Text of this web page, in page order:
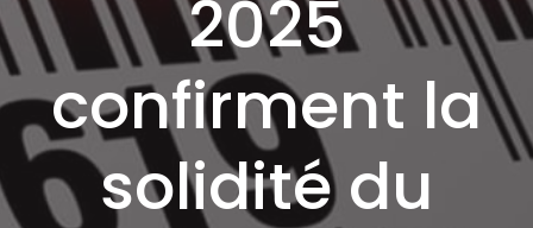
2025
confirment la
solidité du